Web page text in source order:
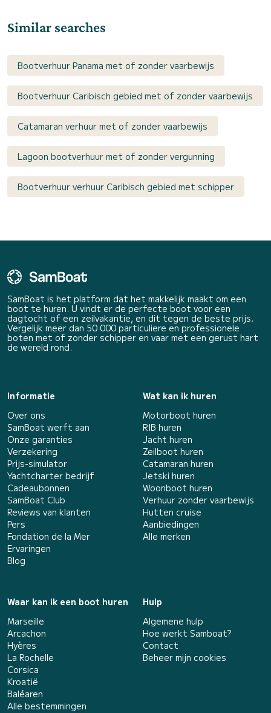
Similar searches
Bootverhuur Panama met of zonder vaarbewijs
Bootverhuur Caribisch gebied met of zonder vaarbewijs
Catamaran verhuur met of zonder vaarbewijs
Lagoon bootverhuur met of zonder vergunning
Bootverhuur verhuur Caribisch gebied met schipper
SamBoat is het platform dat het makkelijk maakt om een
boot te huren. U vindt er de perfecte boot voor een
dagtocht of een zeilvakantie, en dit tegen de beste prijs.
Vergelijk meer dan 50 000 particuliere en professionele
boten met of zonder schipper en vaar met een gerust hart
de wereld rond.
Informatie
Over ons
SamBoat werft aan
Onze garanties
Verzekering
Prijs-simulator
Yachtcharter bedrijf
Cadeaubonnen
SamBoat Club
Reviews van klanten
Pers
Fondation de la Mer
Ervaringen
Blog
Wat kan ik huren
Motorboot huren
RIB huren
Jacht huren
Zeilboot huren
Catamaran huren
Jetski huren
Woonboot huren
Verhuur zonder vaarbewijs
Hutten cruise
Aanbiedingen
Alle merken
Waar kan ik een boot huren
Marseille
Arcachon
Hyères
La Rochelle
Corsica
Kroatië
Baléaren
Alle bestemmingen
Hulp
Algemene hulp
Hoe werkt Samboat?
Contact
Beheer mijn cookies